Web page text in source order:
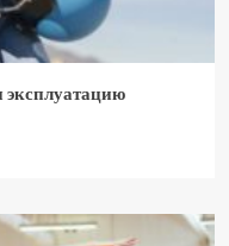
эксплуатацию